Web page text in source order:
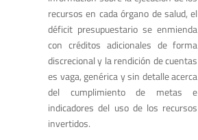
recursos en cada órgano de salud, el
déficit presupuestario se enmienda
con créditos adicionales de forma
discrecional y la rendición de cuentas
es vaga, genérica y sin detalle acerca
del cumplimiento de metas e
indicadores del uso de los recursos
invertidos.